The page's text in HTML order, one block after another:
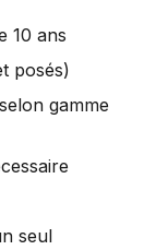
10 ans
posés)
gamme
seul